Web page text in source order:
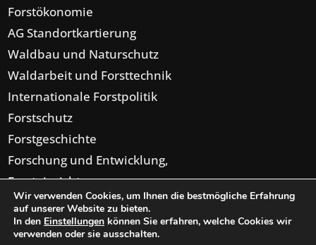
Forstökonomie
AG Standortkartierung
Waldbau und Naturschutz
Waldarbeit und Forsttechnik
Internationale Forstpolitik
Forstschutz
Forstgeschichte
Forschung und Entwicklung,
Forsteinrichtung,
Digitalisierung
Wir verwenden Cookies, um Ihnen die bestmögliche Erfahrung
auf unserer Website zu bieten.
In den Einstellungen können Sie erfahren, welche Cookies wir
verwenden oder sie ausschalten.